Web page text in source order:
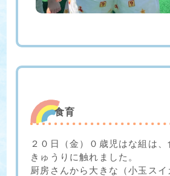
食育
２０日（金）０歳児はな組は、
きゅうりに触れました。
厨房さんから大きな（小玉スイ